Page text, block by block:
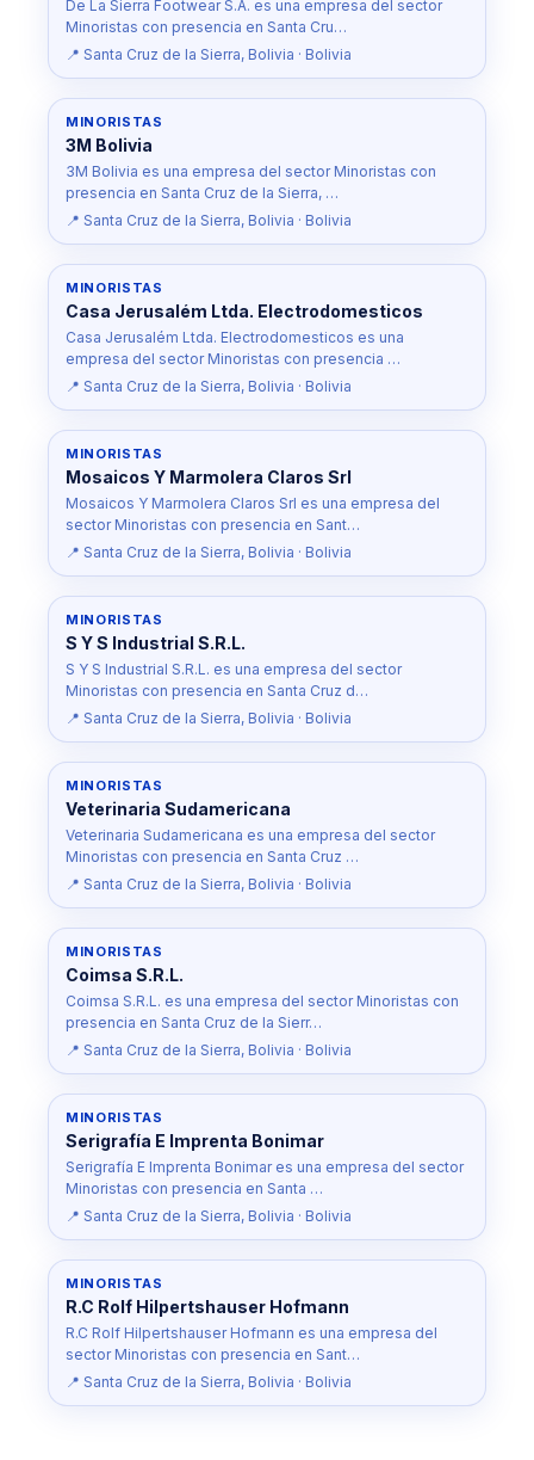
De La Sierra Footwear S.A. es una empresa del sector
Minoristas con presencia en Santa Cru…
📍 Santa Cruz de la Sierra, Bolivia · Bolivia
MINORISTAS
3M Bolivia
3M Bolivia es una empresa del sector Minoristas con
presencia en Santa Cruz de la Sierra, …
📍 Santa Cruz de la Sierra, Bolivia · Bolivia
MINORISTAS
Casa Jerusalém Ltda. Electrodomesticos
Casa Jerusalém Ltda. Electrodomesticos es una
empresa del sector Minoristas con presencia …
📍 Santa Cruz de la Sierra, Bolivia · Bolivia
MINORISTAS
Mosaicos Y Marmolera Claros Srl
Mosaicos Y Marmolera Claros Srl es una empresa del
sector Minoristas con presencia en Sant…
📍 Santa Cruz de la Sierra, Bolivia · Bolivia
MINORISTAS
S Y S Industrial S.R.L.
S Y S Industrial S.R.L. es una empresa del sector
Minoristas con presencia en Santa Cruz d…
📍 Santa Cruz de la Sierra, Bolivia · Bolivia
MINORISTAS
Veterinaria Sudamericana
Veterinaria Sudamericana es una empresa del sector
Minoristas con presencia en Santa Cruz …
📍 Santa Cruz de la Sierra, Bolivia · Bolivia
MINORISTAS
Coimsa S.R.L.
Coimsa S.R.L. es una empresa del sector Minoristas con
presencia en Santa Cruz de la Sierr…
📍 Santa Cruz de la Sierra, Bolivia · Bolivia
MINORISTAS
Serigrafía E Imprenta Bonimar
Serigrafía E Imprenta Bonimar es una empresa del sector
Minoristas con presencia en Santa …
📍 Santa Cruz de la Sierra, Bolivia · Bolivia
MINORISTAS
R.C Rolf Hilpertshauser Hofmann
R.C Rolf Hilpertshauser Hofmann es una empresa del
sector Minoristas con presencia en Sant…
📍 Santa Cruz de la Sierra, Bolivia · Bolivia